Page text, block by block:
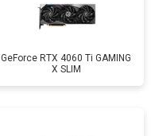
GeForce RTX 4060 Ti GAMING
X SLIM